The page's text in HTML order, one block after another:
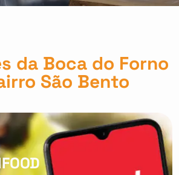
da Boca do Forno
São Bento